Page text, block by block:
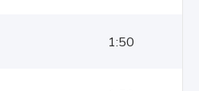
1:50